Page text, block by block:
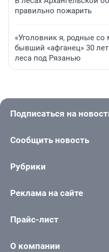
правильно пожарить
«Уголовник я, родные
бывший «афганец» 30
леса под Рязанью
Подписаться на
Сообщить новость
Рубрики
Реклама на сайте
Прайс-лист
О компании